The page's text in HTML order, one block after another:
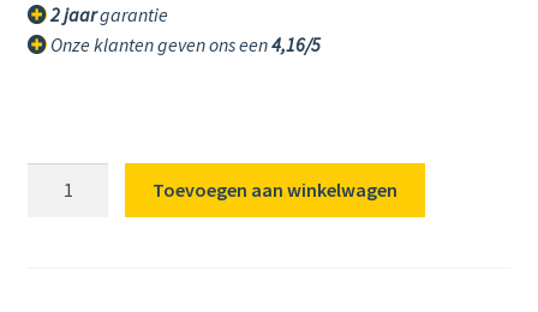
2 jaargarantie
Onze klanten geven ons een4,16/5
Toevoegen aan winkelwagen